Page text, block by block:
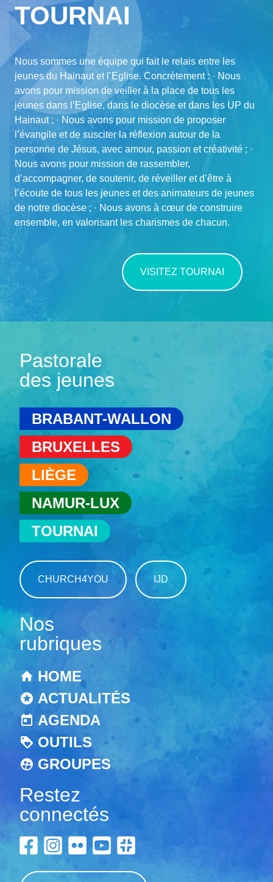
TOURNAI
Nous sommes une équipe qui fait le relais entre les
jeunes du Hainaut et l’Eglise. Concrètement : · Nous
avons pour mission de veiller à la place de tous les
jeunes dans l’Eglise, dans le diocèse et dans les UP du
Hainaut ; · Nous avons pour mission de proposer
l’évangile et de susciter la réflexion autour de la
personne de Jésus, avec amour, passion et créativité ; ·
Nous avons pour mission de rassembler,
d’accompagner, de soutenir, de réveiller et d’être à
l’écoute de tous les jeunes et des animateurs de jeunes
de notre diocèse ; · Nous avons à cœur de construire
ensemble, en valorisant les charismes de chacun.
VISITEZ TOURNAI
Pastorale
des jeunes
BRABANT-WALLON
BRUXELLES
LIÈGE
NAMUR-LUX
TOURNAI
CHURCH4YOU IJD
Nos
rubriques
HOME
ACTUALITÉS
AGENDA
OUTILS
GROUPES
Restez
connectés